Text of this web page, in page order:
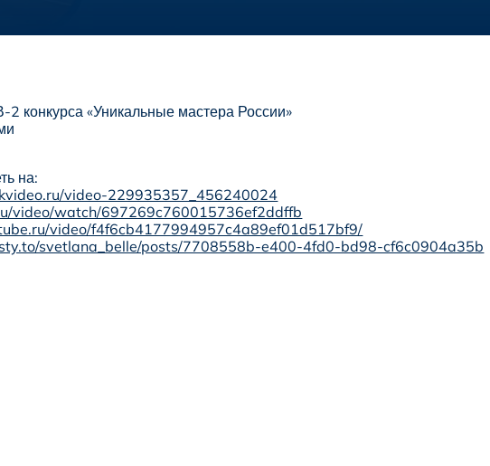
2 конкурса «Уникальные мастера России»
на:
video-229935357_456240024
video/watch/697269c760015736ef2ddffb
video/f4f6cb4177994957c4a89ef01d517bf9/
svetlana_belle/posts/7708558b-e400-4fd0-bd98-cf6c0904a35b